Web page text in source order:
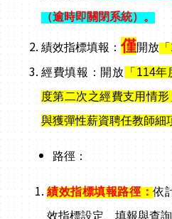
（逾時即關閉系統）。
績效指標填報：僅開放
經費填報：開放 「114
度第二次之經費支用情
與獲彈性薪資聘任教師細
路徑：
績效指標填報路徑：依
效指標設定、填報與查